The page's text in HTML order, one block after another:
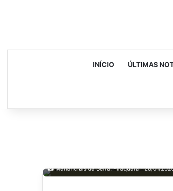
INÍCIO ÚLTIMAS
Mananciais da Serra. Piraquara - 28/01/